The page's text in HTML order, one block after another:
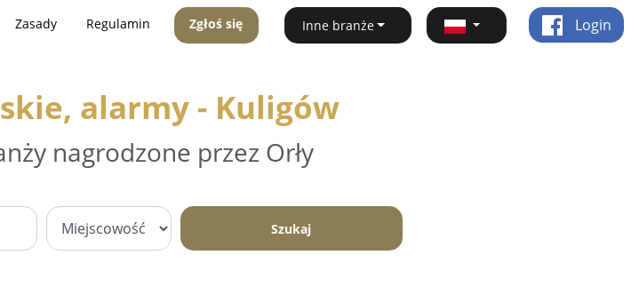
Zasady Regulamin Zgłoś się Inne branże Login
alarmy - Kuligów
nagrodzone przez Orły
Szukaj